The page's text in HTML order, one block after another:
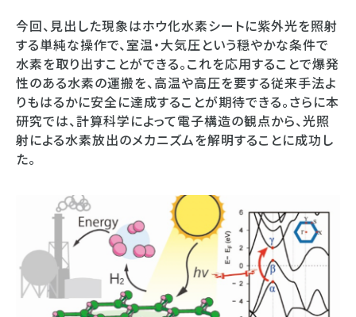
今回、見出した現象はホウ化水素シートに紫外光を照射
する単純な操作で、室温・大気圧という穏やかな条件で
水素を取り出すことができる。これを応用することで爆発
性のある水素の運搬を、高温や高圧を要する従来手法よ
りもはるかに安全に達成することが期待できる。さらに本
研究では、計算科学によって電子構造の観点から、光照
射による水素放出のメカニズムを解明することに成功し
た。